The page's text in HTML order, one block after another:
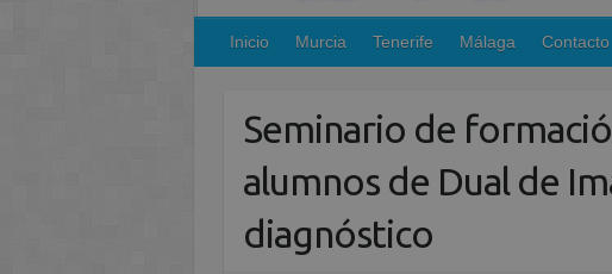
Inicio Murcia Tenerife Málaga Contacto
Seminario de
alumnos de Dual de
diagnóstico